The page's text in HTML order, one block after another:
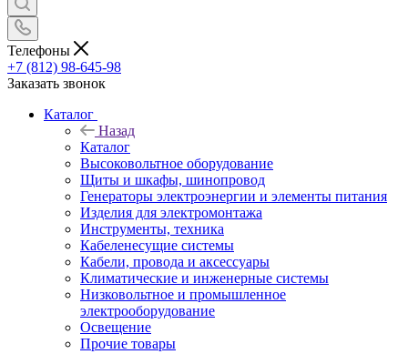
Телефоны
+7 (812) 98-645-98
Заказать звонок
Каталог
Назад
Каталог
Высоковольтное оборудование
Щиты и шкафы, шинопровод
Генераторы электроэнергии и элементы питания
Изделия для электромонтажа
Инструменты, техника
Кабеленесущие системы
Кабели, провода и аксессуары
Климатические и инженерные системы
Низковольтное и промышленное
электрооборудование
Освещение
Прочие товары